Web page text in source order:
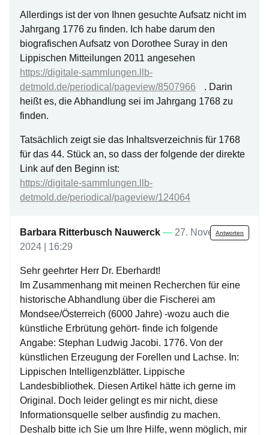
Allerdings ist der von Ihnen gesuchte Aufsatz nicht im
Jahrgang 1776 zu finden. Ich habe darum den
biografischen Aufsatz von Dorothee Suray in den
Lippischen Mitteilungen 2011 angesehen
https://digitale-sammlungen.llb-
detmold.de/periodical/pageview/8507966
. Darin
heißt es, die Abhandlung sei im Jahrgang 1768 zu
finden.
Tatsächlich zeigt sie das Inhaltsverzeichnis für 1768
für das 44. Stück an, so dass der folgende der direkte
Link auf den Beginn ist:
https://digitale-sammlungen.llb-
detmold.de/periodical/pageview/124064
Barbara Ritterbusch Nauwerck — 27. November
2024 | 16:29
Antworten
Sehr geehrter Herr Dr. Eberhardt!
Im Zusammenhang mit meinen Recherchen für eine
historische Abhandlung über die Fischerei am
Mondsee/Österreich (6000 Jahre) -wozu auch die
künstliche Erbrütung gehört- finde ich folgende
Angabe: Stephan Ludwig Jacobi. 1776. Von der
künstlichen Erzeugung der Forellen und Lachse. In:
Lippischen Intelligenzblätter. Lippische
Landesbibliothek. Diesen Artikel hätte ich gerne im
Original. Doch leider gelingt es mir nicht, diese
Informationsquelle selber ausfindig zu machen.
Deshalb bitte ich Sie um Ihre Hilfe, wenn möglich, mir